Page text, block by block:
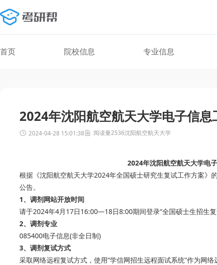
首页 院校信息 专业信息
2024年沈阳航空航天大学电子信
2024-04-28 15:01:38 阅读量2536沈阳航空航天大学
2024年沈阳航空航天大学电
根据《沈阳航空航天大学2024年全国硕士研究生复试工作方案
公告。
1、调剂网站开放时间
请于2024年4月17日16:00—18日8:00期间登录“全国硕士生招生
2、调剂专业
085400电子信息(非全日制)
3、调剂复试方式
采取网络远程复试方式，使用“学信网招生远程面试系统”作为网